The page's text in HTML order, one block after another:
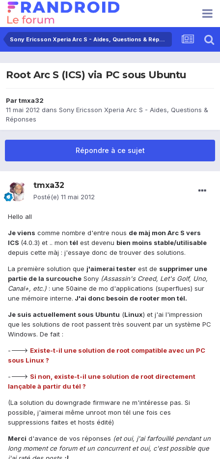
Sony Ericsson Xperia Arc S - Aides, Questions & Réponses
Root Arc S (ICS) via PC sous Ubuntu
Partmxa32
11 mai 2012 dans Sony Ericsson Xperia Arc S - Aides, Questions &
Réponses
Répondre à ce sujet
tmxa32
Posté(e) 11 mai 2012
Hello all
Je viens comme nombre d'entre nous de màj mon Arc S vers
ICS (4.0.3) et .. mon tél est devenu bien moins stable/utilisable
depuis cette màj : j'essaye donc de trouver des solutions.
La première solution que j'aimerai tester est de supprimer une
partie de la surcouche Sony (Assassin's Creed, Let's Golf, Uno,
Canal+, etc.) : une 50aine de mo d'applications (superflues) sur
une mémoire interne. J'ai donc besoin de rooter mon tél.
Je suis actuellement sous Ubuntu (Linux) et j'ai l'impression
que les solutions de root passent très souvent par un système PC
Windows. De fait :
----> Existe-t-il une solution de root compatible avec un PC
sous Linux ?
----> Si non, existe-t-il une solution de root directement
lançable à partir du tél ?
(La solution du downgrade firmware ne m'intéresse pas. Si
possible, j'aimerai même unroot mon tél une fois ces
suppressions faites et hosts édité)
Merci d'avance de vos réponses (et oui, j'ai farfouillé pendant un
long moment ce forum et un concurrent et oui, c'est possible que